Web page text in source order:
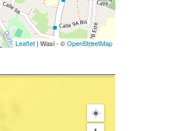
Leaflet | Wasi - ©OpenStreetMap